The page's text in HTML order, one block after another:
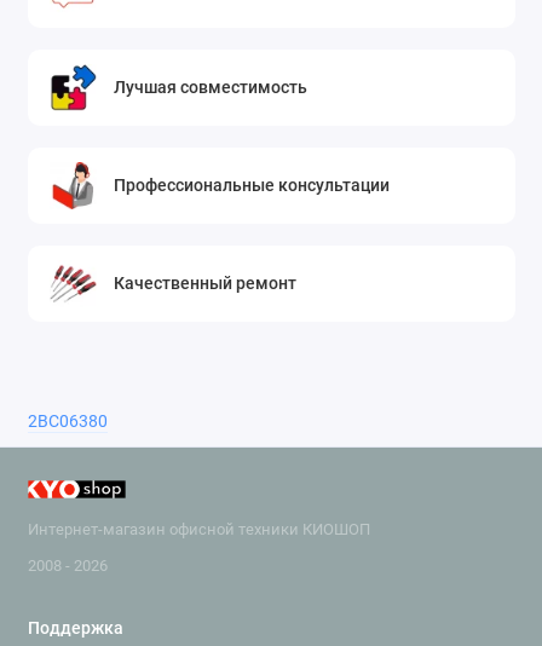
Лучшая совместимость
Профессиональные консультации
Качественный ремонт
2BC06380
Интернет-магазин офисной техники КИОШОП
2008 - 2026
Поддержка